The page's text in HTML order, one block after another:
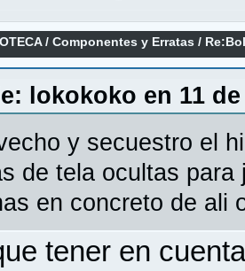
/Componentes y Erratas /
lokokoko en 11
y secuestro el
de tela ocultas
en concreto de ali
tener en